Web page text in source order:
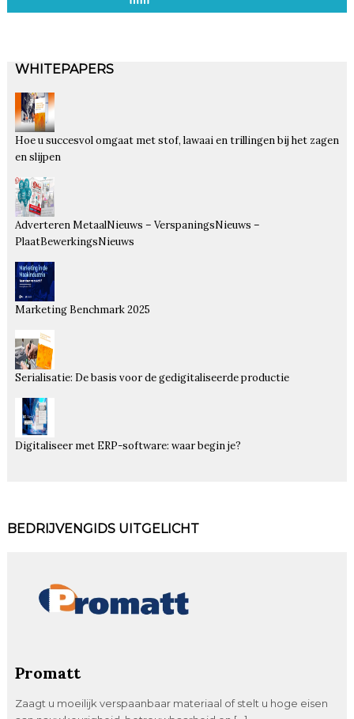
WHITEPAPERS
Hoe u succesvol omgaat met stof, lawaai en trillingen bij het zagen
en slijpen
Adverteren MetaalNieuws – VerspaningsNieuws –
PlaatBewerkingsNieuws
Marketing Benchmark 2025
Serialisatie: De basis voor de gedigitaliseerde productie
Digitaliseer met ERP-software: waar begin je?
BEDRIJVENGIDS UITGELICHT
Promatt
Zaagt u moeilijk verspaanbaar materiaal of stelt u hoge eisen